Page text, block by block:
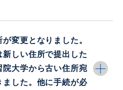
全国７都市開催)のお
変更となりました。
新しい住所で提出した
院大学から古い住所宛
ました。他に手続が必